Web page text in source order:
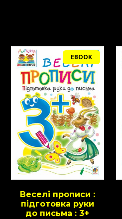
EBOOK
Веселі прописи :
підготовка руки
до письма : 3+